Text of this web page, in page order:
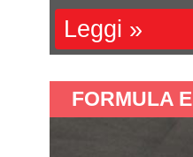
Leggi »
FORMULA E